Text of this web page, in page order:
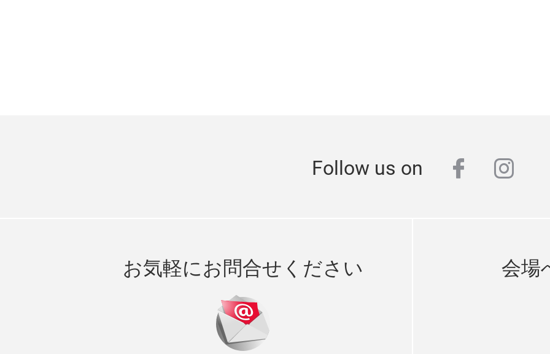
Follow us on facebook
お気軽にお問合せください 会場